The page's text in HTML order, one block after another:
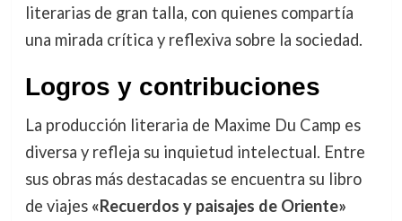
literarias de gran talla, con quienes compartía
una mirada crítica y reflexiva sobre la sociedad.
Logros y contribuciones
La producción literaria de Maxime Du Camp es
diversa y refleja su inquietud intelectual. Entre
sus obras más destacadas se encuentra su libro
de viajes «Recuerdos y paisajes de Oriente»